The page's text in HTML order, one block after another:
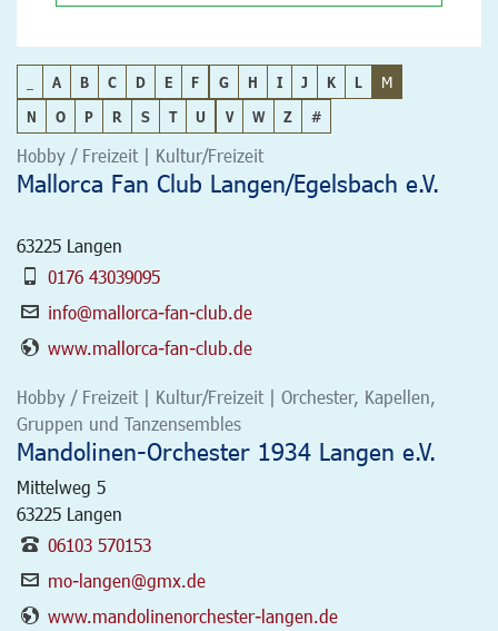
A B C D E F G H I J K L
M
N
O P R S T U V W Z #
Hobby / Freizeit | Kultur/Freizeit
Mallorca Fan Club Langen/Egelsbach e.V.
63225 Langen
0176 43039095
info@mallorca-fan-club.de
www.mallorca-fan-club.de
Hobby / Freizeit | Kultur/Freizeit | Orchester, Kapellen,
Gruppen und Tanzensembles
Mandolinen-Orchester 1934 Langen e.V.
Mittelweg 5
63225 Langen
06103 570153
mo-langen@gmx.de
www.mandolinenorchester-langen.de